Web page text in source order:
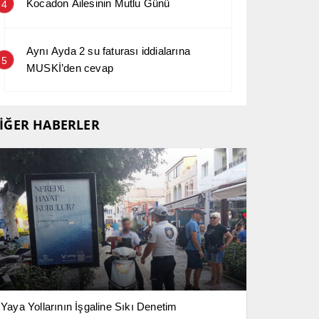
4 Kocadon Ailesinin Mutlu Günü
5
Aynı Ayda 2 su faturası iddialarına
MUSKİ’den cevap
HABERLER
Yaya Yollarının İşgaline Sıkı Denetim